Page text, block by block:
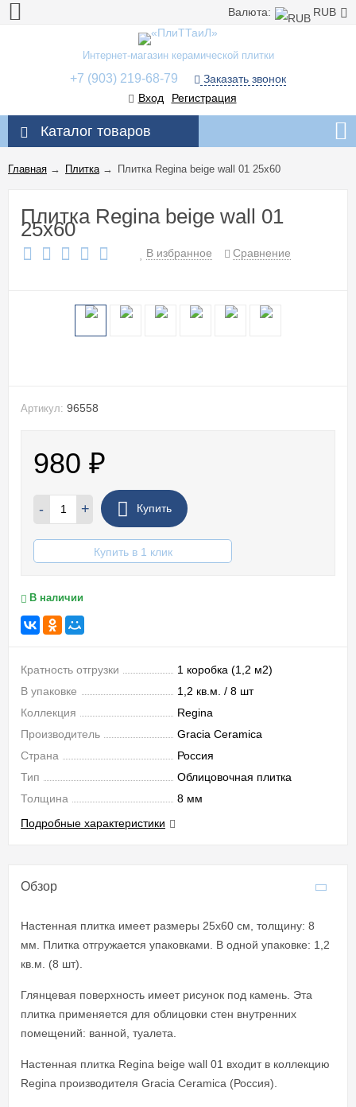
Валюта: RUB
Интернет-магазин керамической плитки
+7 (903) 219-68-79
Заказать звонок
Вход
Регистрация
Каталог товаров
Главная → Плитка→ Плитка Regina beige wall 01 25x60
Плитка Regina beige wall 01
25x60
В избранное Сравнение
Артикул: 96558
980 ₽
- + Купить
Купить в 1 клик
В наличии
Кратность отгрузки
1 коробка (1,2 м2)
В упаковке
1,2 кв.м. / 8 шт
Коллекция
Regina
Производитель
Gracia Ceramica
Страна
Россия
Тип
Облицовочная плитка
Толщина
8 мм
Подробные характеристики
Обзор
Настенная плитка имеет размеры 25x60 см, толщину: 8
мм. Плитка отгружается упаковками. В одной упаковке: 1,2
кв.м. (8 шт).
Глянцевая поверхность имеет рисунок под камень. Эта
плитка применяется для облицовки стен внутренних
помещений: ванной, туалета.
Настенная плитка Regina beige wall 01 входит в коллекцию
Regina производителя Gracia Ceramica (Россия).